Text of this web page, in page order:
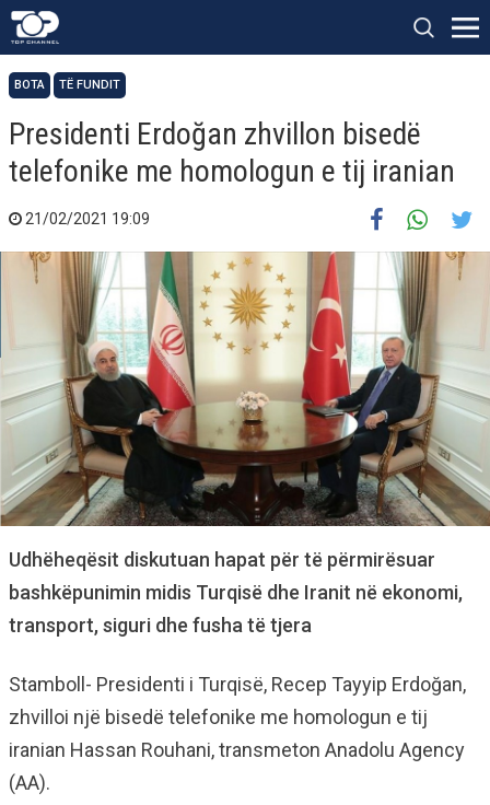
BOTA TË FUNDIT
Presidenti Erdoğan zhvillon bisedë
telefonike me homologun e tij iranian
21/02/2021 19:09
Udhëheqësit diskutuan hapat për të përmirësuar
bashkëpunimin midis Turqisë dhe Iranit në ekonomi,
transport, siguri dhe fusha të tjera
Stamboll- Presidenti i Turqisë, Recep Tayyip Erdoğan,
zhvilloi një bisedë telefonike me homologun e tij
iranian Hassan Rouhani, transmeton Anadolu Agency
(AA).